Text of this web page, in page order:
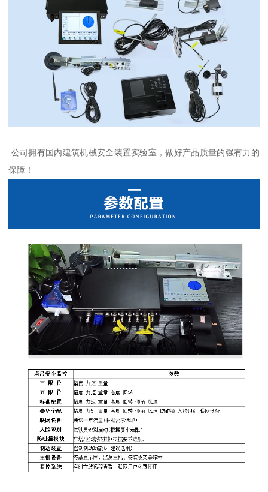
公司拥有国内建筑机械安全装置实验室，做好产品质量的强有力的
保障！